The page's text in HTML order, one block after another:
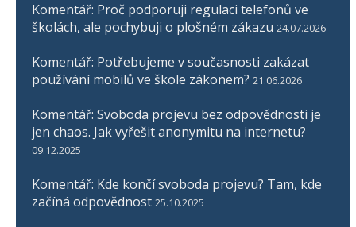
Komentář: Proč podporuji regulaci telefonů ve
školách, ale pochybuji o plošném zákazu 24.07.2026
Komentář: Potřebujeme v současnosti zakázat
používání mobilů ve škole zákonem? 21.06.2026
Komentář: Svoboda projevu bez odpovědnosti je
jen chaos. Jak vyřešit anonymitu na internetu?
09.12.2025
Komentář: Kde končí svoboda projevu? Tam, kde
začíná odpovědnost 25.10.2025